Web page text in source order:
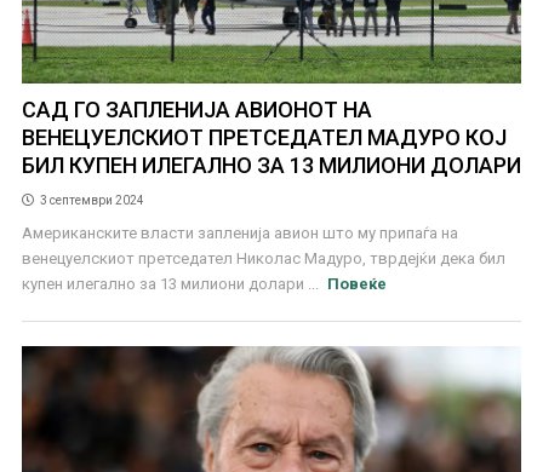
САД ГО ЗАПЛЕНИЈА АВИОНОТ НА
ВЕНЕЦУЕЛСКИОТ ПРЕТСЕДАТЕЛ МАДУРО КОЈ
БИЛ КУПЕН ИЛЕГАЛНО ЗА 13 МИЛИОНИ ДОЛАРИ
3 септември 2024
Американските власти запленија авион што му припаѓа на
венецуелскиот претседател Николас Мадуро, тврдејќи дека бил
купен илегално за 13 милиони долари ...
Повеќе